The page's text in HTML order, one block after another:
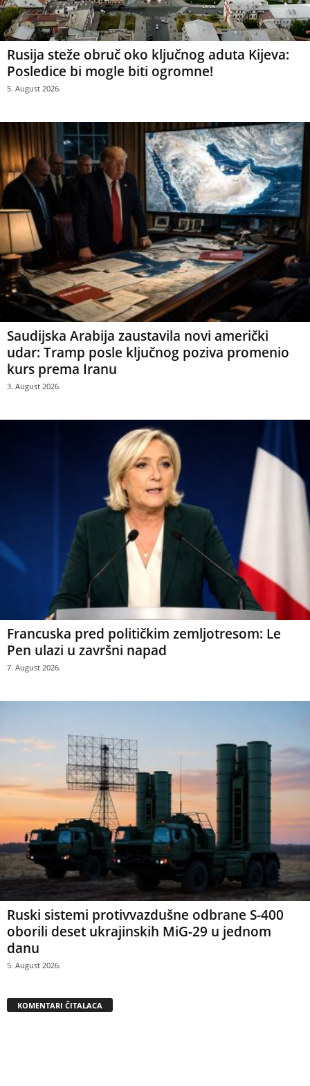
Rusija steže obruč oko ključnog aduta Kijeva:
Posledice bi mogle biti ogromne!
5. August 2026.
Saudijska Arabija zaustavila novi američki
udar: Tramp posle ključnog poziva promenio
kurs prema Iranu
3. August 2026.
Francuska pred političkim zemljotresom: Le
Pen ulazi u završni napad
7. August 2026.
Ruski sistemi protivvazdušne odbrane S-400
oborili deset ukrajinskih MiG-29 u jednom
danu
5. August 2026.
KOMENTARI ČITALACA